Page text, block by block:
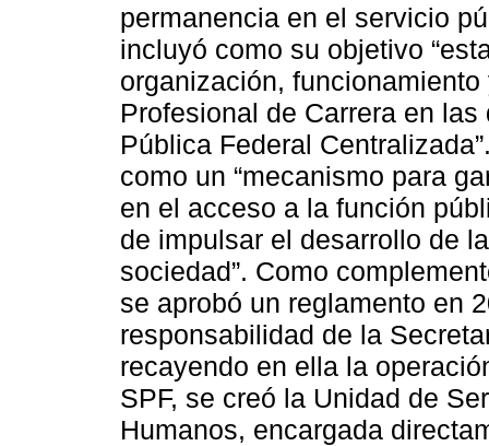
permanencia en el servicio
incluyó como su objetivo
organización,
Profesional de Carrera en
Pública Federal
como un “mecanismo para
en el acceso a la función
de impulsar el desarrollo de
sociedad”. Como
se aprobó un reglamento en
responsabilidad de la
recayendo en ella la
SPF, se creó la Unidad de
Humanos, encargada